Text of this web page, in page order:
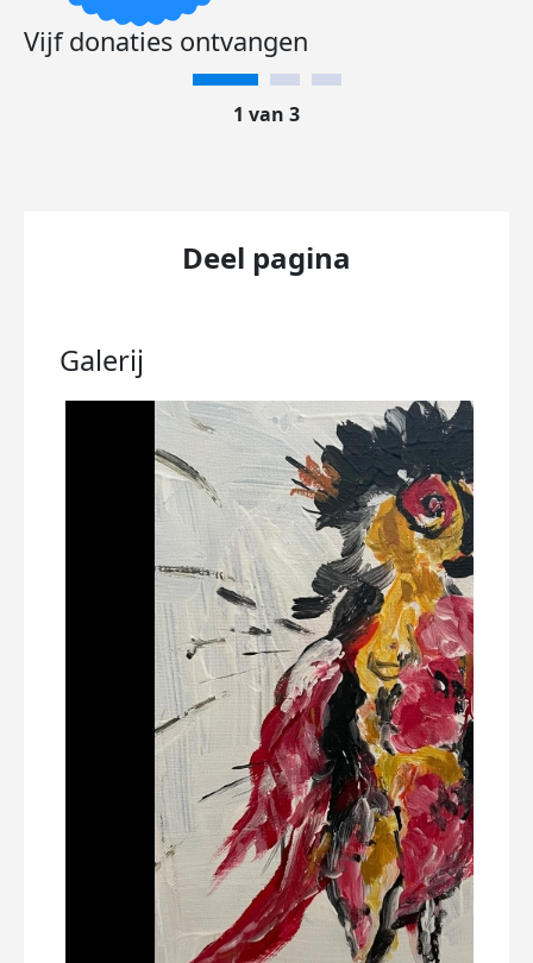
Vijf donaties ontvangen
1 van 3
Deel pagina
Galerij